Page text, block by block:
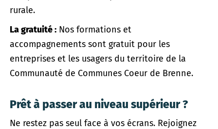
rurale.
La gratuité : Nos formations et
accompagnements sont gratuit pour les
entreprises et les usagers du territoire de la
Communauté de Communes Coeur de Brenne.
Prêt à passer au niveau supérieur ?
Ne restez pas seul face à vos écrans. Rejoignez